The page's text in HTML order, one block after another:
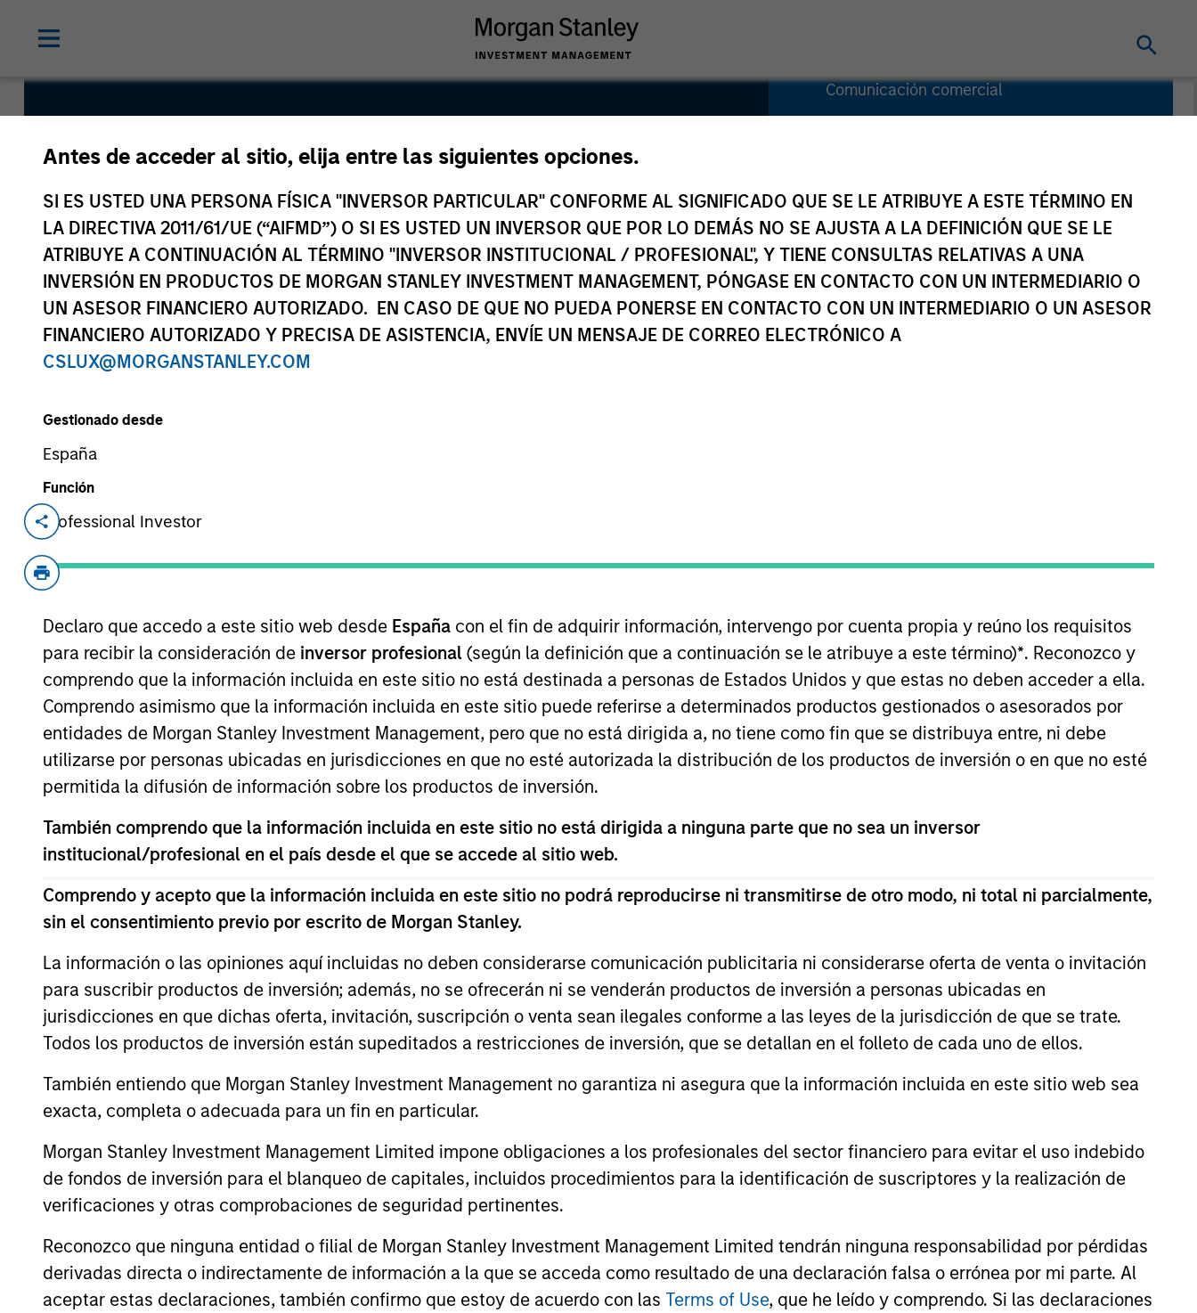
Antes de acceder al sitio, elija entre las siguientes opciones.
SI ES USTED UNA PERSONA FÍSICA "INVERSOR PARTICULAR" CONFORME AL SIGNIFICADO QUE SE LE ATRIBUYE A ESTE TÉRMINO EN
LA DIRECTIVA 2011/61/UE (“AIFMD”) O SI ES USTED UN INVERSOR QUE POR LO DEMÁS NO SE AJUSTA A LA DEFINICIÓN QUE SE LE
ATRIBUYE A CONTINUACIÓN AL TÉRMINO "INVERSOR INSTITUCIONAL / PROFESIONAL", Y TIENE CONSULTAS RELATIVAS A UNA
INVERSIÓN EN PRODUCTOS DE MORGAN STANLEY INVESTMENT MANAGEMENT, PÓNGASE EN CONTACTO CON UN INTERMEDIARIO O
UN ASESOR FINANCIERO AUTORIZADO. EN CASO DE QUE NO PUEDA PONERSE EN CONTACTO CON UN INTERMEDIARIO O UN ASESOR
FINANCIERO AUTORIZADO Y PRECISA DE ASISTENCIA, ENVÍE UN MENSAJE DE CORREO ELECTRÓNICO A
CSLUX@MORGANSTANLEY.COM
Gestionado desde
España
Función
Professional Investor
Declaro que accedo a este sitio web desde España con el fin de adquirir información, intervengo por cuenta propia y reúno los requisitos
para recibir la consideración de inversor profesional (según la definición que a continuación se le atribuye a este término)*. Reconozco y
comprendo que la información incluida en este sitio no está destinada a personas de Estados Unidos y que estas no deben acceder a ella.
Comprendo asimismo que la información incluida en este sitio puede referirse a determinados productos gestionados o asesorados por
entidades de Morgan Stanley Investment Management, pero que no está dirigida a, no tiene como fin que se distribuya entre, ni debe
utilizarse por personas ubicadas en jurisdicciones en que no esté autorizada la distribución de los productos de inversión o en que no esté
permitida la difusión de información sobre los productos de inversión.
También comprendo que la información incluida en este sitio no está dirigida a ninguna parte que no sea un inversor
institucional/profesional en el país desde el que se accede al sitio web.
Comprendo y acepto que la información incluida en este sitio no podrá reproducirse ni transmitirse de otro modo, ni total ni parcialmente,
sin el consentimiento previo por escrito de Morgan Stanley.
La información o las opiniones aquí incluidas no deben considerarse comunicación publicitaria ni considerarse oferta de venta o invitación
para suscribir productos de inversión; además, no se ofrecerán ni se venderán productos de inversión a personas ubicadas en
jurisdicciones en que dichas oferta, invitación, suscripción o venta sean ilegales conforme a las leyes de la jurisdicción de que se trate.
Todos los productos de inversión están supeditados a restricciones de inversión, que se detallan en el folleto de cada uno de ellos.
También entiendo que Morgan Stanley Investment Management no garantiza ni asegura que la información incluida en este sitio web sea
exacta, completa o adecuada para un fin en particular.
Morgan Stanley Investment Management Limited impone obligaciones a los profesionales del sector financiero para evitar el uso indebido
de fondos de inversión para el blanqueo de capitales, incluidos procedimientos para la identificación de suscriptores y la realización de
verificaciones y otras comprobaciones de seguridad pertinentes.
Reconozco que ninguna entidad o filial de Morgan Stanley Investment Management Limited tendrán ninguna responsabilidad por pérdidas
derivadas directa o indirectamente de información a la que se acceda como resultado de una declaración falsa o errónea por mi parte. Al
aceptar estas declaraciones, también confirmo que estoy de acuerdo con las Terms of Use, que he leído y comprendo. Si las declaraciones
Global Asset Backed
Securities Fund
Comunicación comercial
(KID)
Idea De
Inversión
Descripción general Datos del fondo
Descripción general
Objetivo de la inversión
Para generar ingresos y el crecimiento a largo plazo de su inversión.
Enfoque de inversión
Su objetivo es ofrecer un nivel atractivo de rentabilidad relativa, en dólares estadounidenses, invirtiendo principalmente en títulos de renta
fija que sean titulaciones hipotecarias, titulizaciones hipotecarias comerciales, obligaciones hipotecarias garantizadas y bonos con
garantía hipotecaria ("titulizaciones hipotecarias").
El valor de las inversiones y de las rentas derivadas de ellas fluctuará, por lo que no existe garantía de que el fondo vaya a alcanzar sus
objetivos de inversión.
Datos del fondo
Precio y rentabilidad
o disminuir como consecuencia de las fluctuaciones de las divisas. Todos los datos de rentabilidad
corresponden al valor liquidativo al inicio y al final del periodo, son netos de comisiones, y no tienen en
cuenta las comisiones y costes incurridos en la emisión y reembolso de participaciones. La fuente de